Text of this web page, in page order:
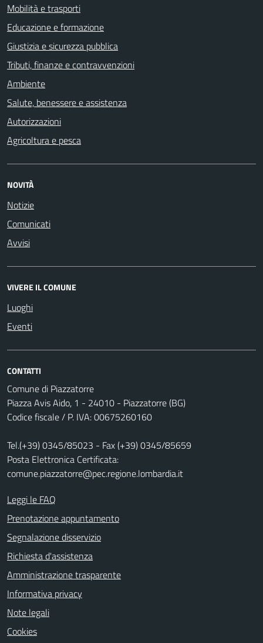
Mobilità e trasporti
Educazione e formazione
Giustizia e sicurezza pubblica
Tributi, finanze e contravvenzioni
Ambiente
Salute, benessere e assistenza
Autorizzazioni
Agricoltura e pesca
NOVITÀ
Notizie
Comunicati
Avvisi
VIVERE IL COMUNE
Luoghi
Eventi
CONTATTI
Comune di Piazzatorre
Piazza Avis Aido, 1 - 24010 - Piazzatorre (BG)
Codice fiscale / P. IVA: 00675260160
Tel.(+39) 0345/85023 - Fax (+39) 0345/85659
Posta Elettronica Certificata:
comune.piazzatorre@pec.regione.lombardia.it
Leggi le FAQ
Prenotazione appuntamento
Segnalazione disservizio
Richiesta d'assistenza
Amministrazione trasparente
Informativa privacy
Note legali
Cookies